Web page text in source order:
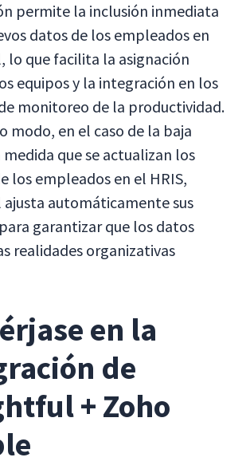
permite la inclusión inmediata
datos de los empleados en
lo que facilita la asignación
equipos y la integración en los
monitoreo de la productividad.
modo, en el caso de la baja
que se actualizan los
los empleados en el HRIS,
automáticamente sus
garantizar que los datos
realidades organizativas
en la
de
+ Zoho